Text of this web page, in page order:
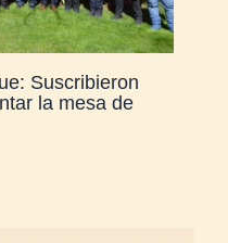
Suscribieron
la mesa de